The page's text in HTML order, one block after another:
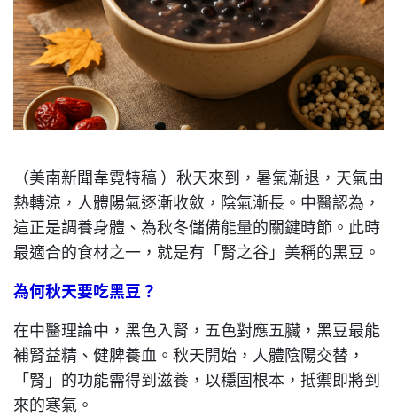
（美南新聞韋霓特稿 ）秋天來到，暑氣漸退，天氣由
熱轉涼，人體陽氣逐漸收斂，陰氣漸長。中醫認為，
這正是調養身體、為秋冬儲備能量的關鍵時節。此時
最適合的食材之一，就是有「腎之谷」美稱的黑豆。
為何秋天要吃黑豆？
在中醫理論中，黑色入腎，五色對應五臟，黑豆最能
補腎益精、健脾養血。秋天開始，人體陰陽交替，
「腎」的功能需得到滋養，以穩固根本，抵禦即將到
來的寒氣。